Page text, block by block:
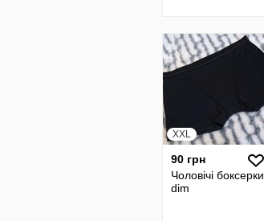
XXL
90 грн
Чоловічі боксерки
dim